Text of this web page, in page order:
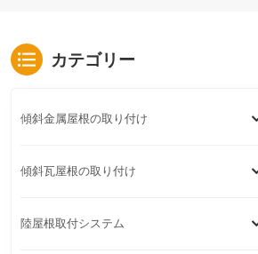
カテゴリー
傾斜金属屋根の取り付け
傾斜瓦屋根の取り付け
陸屋根取付システム